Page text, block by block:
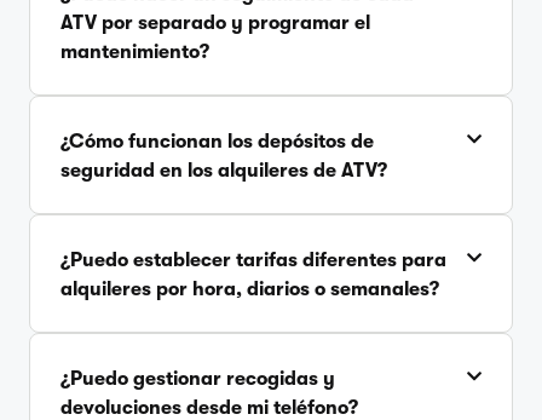
ATV por separado y programar el
mantenimiento?
¿Cómo funcionan los depósitos de
seguridad en los alquileres de ATV?
¿Puedo establecer tarifas diferentes para
alquileres por hora, diarios o semanales?
¿Puedo gestionar recogidas y
devoluciones desde mi teléfono?